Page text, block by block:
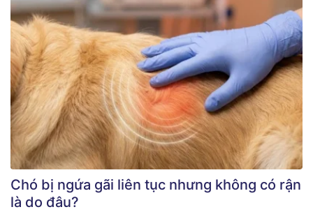
Chó bị ngứa gãi liên tục nhưng không có rận
là do đâu?